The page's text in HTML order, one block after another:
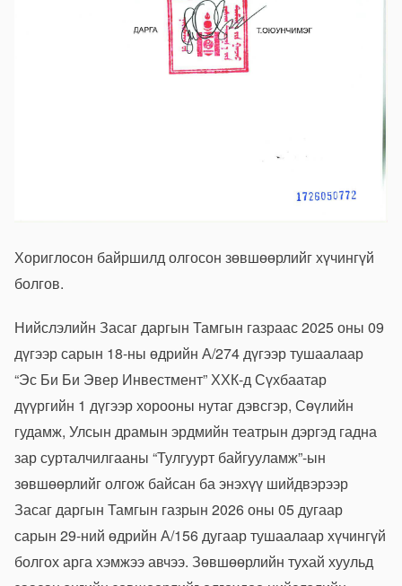
Хориглосон байршилд олгосон зөвшөөрлийг хүчингүй
болгов.
Нийслэлийн Засаг даргын Тамгын газраас 2025 оны 09
дүгээр сарын 18-ны өдрийн А/274 дүгээр тушаалаар
“Эс Би Би Эвер Инвестмент” ХХК-д Сүхбаатар
дүүргийн 1 дүгээр хорооны нутаг дэвсгэр, Сөүлийн
гудамж, Улсын драмын эрдмийн театрын дэргэд гадна
зар сурталчилгааны “Тулгуурт байгууламж”-ын
зөвшөөрлийг олгож байсан ба энэхүү шийдвэрээр
Засаг даргын Тамгын газрын 2026 оны 05 дугаар
сарын 29-ний өдрийн А/156 дугаар тушаалаар хүчингүй
болгох арга хэмжээ авчээ. Зөвшөөрлийн тухай хуульд